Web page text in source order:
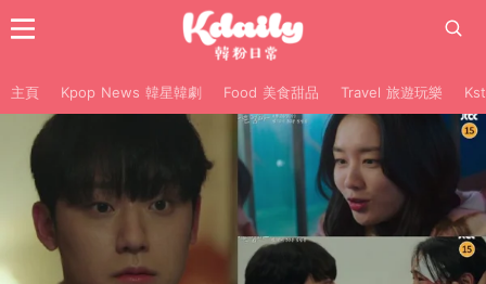
主頁 Kpop News 韓星韓劇 Food 美食甜品 Travel 旅遊玩樂